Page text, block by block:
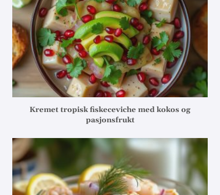
Kremet tropisk fiskeceviche med kokos og
pasjonsfrukt